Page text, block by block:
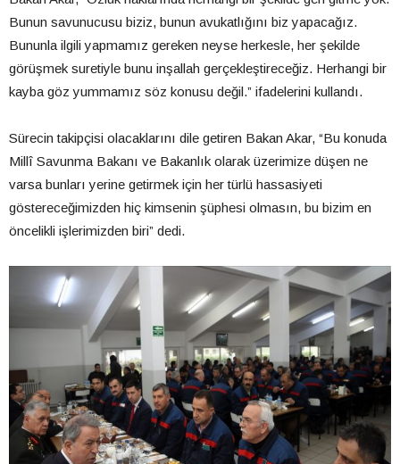
Bunun savunucusu biziz, bunun avukatlığını biz yapacağız.
Bununla ilgili yapmamız gereken neyse herkesle, her şekilde
görüşmek suretiyle bunu inşallah gerçekleştireceğiz. Herhangi bir
kayba göz yummamız söz konusu değil.” ifadelerini kullandı.
Sürecin takipçisi olacaklarını dile getiren Bakan Akar, “Bu konuda
Millî Savunma Bakanı ve Bakanlık olarak üzerimize düşen ne
varsa bunları yerine getirmek için her türlü hassasiyeti
göstereceğimizden hiç kimsenin şüphesi olmasın, bu bizim en
öncelikli işlerimizden biri” dedi.